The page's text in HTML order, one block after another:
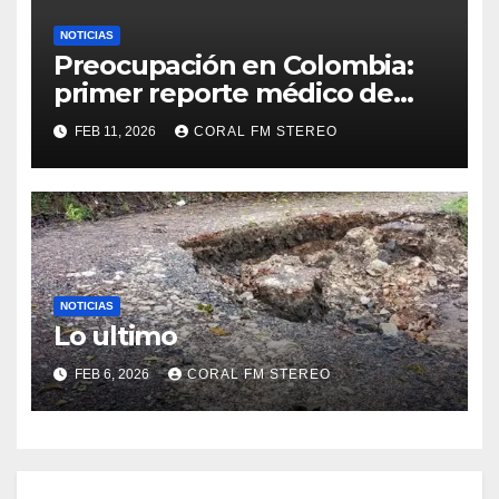
NOTICIAS
Preocupación en Colombia:
primer reporte médico de
Jhon Lucumí tras salir
lesionado en la Copa Italia
FEB 11, 2026 CORAL FM STEREO
NOTICIAS
Lo ultimo
FEB 6, 2026 CORAL FM STEREO